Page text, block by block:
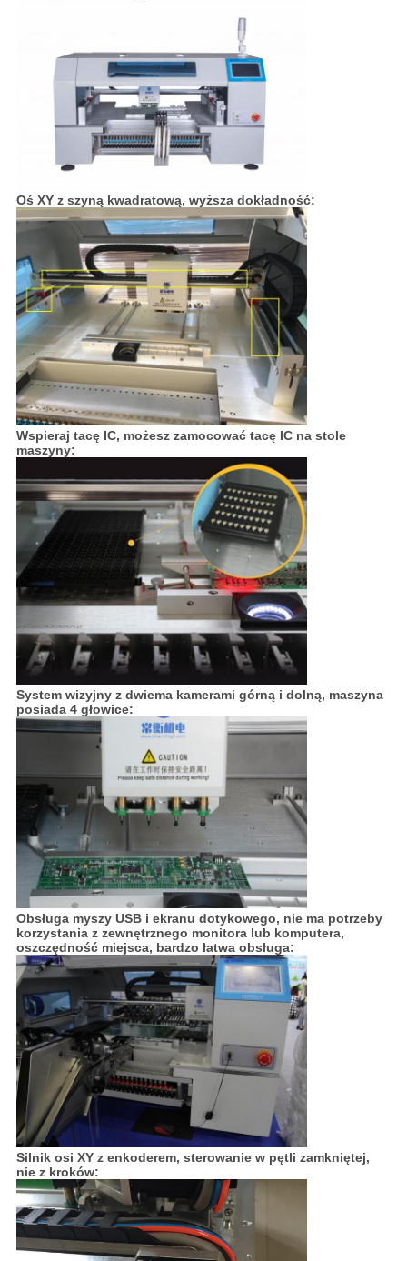
Oś XY z szyną kwadratową, wyższa dokładność:
Wspieraj tacę IC, możesz zamocować tacę IC na stole
maszyny:
System wizyjny z dwiema kamerami górną i dolną, maszyna
posiada 4 głowice:
Obsługa myszy USB i ekranu dotykowego, nie ma potrzeby
korzystania z zewnętrznego monitora lub komputera,
oszczędność miejsca, bardzo łatwa obsługa:
Silnik osi XY z enkoderem, sterowanie w pętli zamkniętej,
nie z kroków: